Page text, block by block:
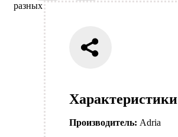
Характеристики
Производитель: Adria
разных